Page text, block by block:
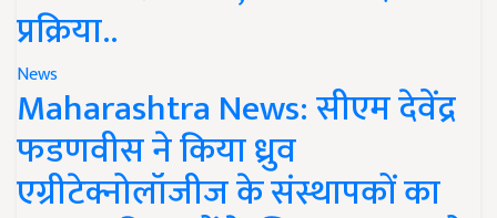
प्रक्रिया..
News
Maharashtra News: सीएम देवेंद्र
फडणवीस ने किया ध्रुव
एग्रीटेक्नोलॉजीज के संस्थापकों का